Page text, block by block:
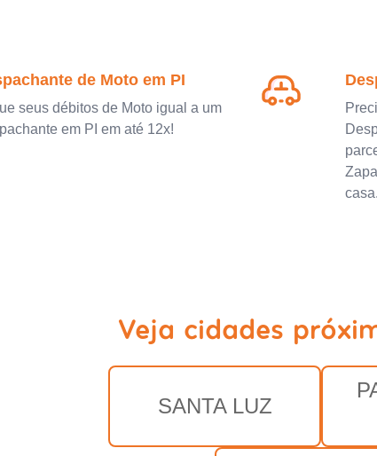
de Moto em PI
seus débitos de Moto igual a um
em PI em até 12x!
casa.
Veja cidades
SANTA LUZ